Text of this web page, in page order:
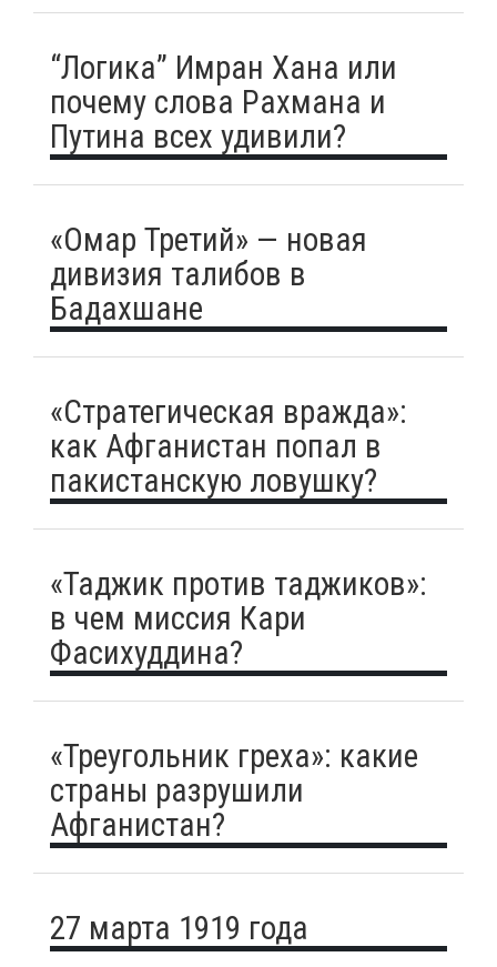
“Логика” Имран Хана или
почему слова Рахмана и
Путина всех удивили?
«Омар Третий» — новая
дивизия талибов в
Бадахшане
«Стратегическая вражда»:
как Афганистан попал в
пакистанскую ловушку?
«Таджик против таджиков»:
в чем миссия Кари
Фасихуддина?
«Треугольник греха»: какие
страны разрушили
Афганистан?
27 марта 1919 года